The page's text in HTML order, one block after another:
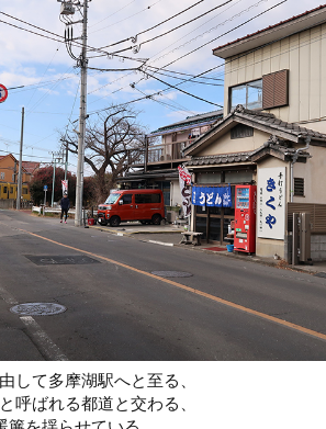
して多摩湖駅へと至る、
呼ばれる都道と交わる、